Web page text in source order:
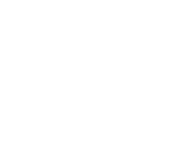
品安全监管
沙坪坝局检查指导无证无
大型绘画书法巡展
体系